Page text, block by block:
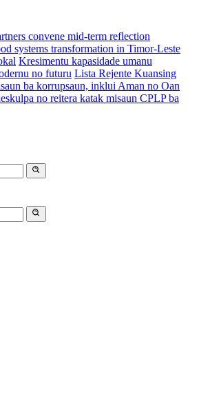
convene mid-term reflection
systems transformation in Timor-Leste
Kresimentu kapasidade umanu
no futuru Lista Rejente Kuansing
ba korrupsaun, inklui Aman no Oan
no reitera katak misaun CPLP ba